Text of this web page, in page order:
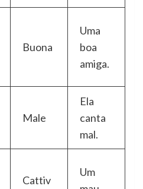
Buona
Uma
boa
amiga.
Male
Ela
canta
mal.
Cattiv
Um